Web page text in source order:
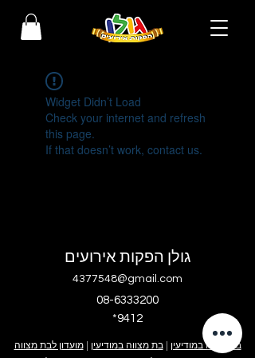
Widget Didn’t Load
Check your internet and refresh
this page.
If that doesn’t work, contact us.
גולן הפקות אירועים
4377548@gmail.com
08-6333200
בר מצווה במודיעין |בת מצווה במודיעין |מועדון לבת מצווה
*9412